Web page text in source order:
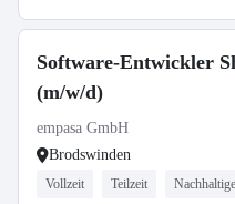
Software-Entwickler
(m/w/d)
empasa GmbH
Brodswinden
Vollzeit Teilzeit